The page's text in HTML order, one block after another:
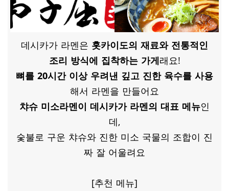
데시카가 라멘은 홋카이도의 재료와 전통적인
조리 방식에 집착하는 가게래요!
뼈를 20시간 이상 우려낸 깊고 진한 육수를 사용
해서 라멘을 만들어요
챠슈 미소라멘이 데시카가 라멘의 대표 메뉴​인
데,
숯불로 구운 챠슈와 진한 미소 국물의 조합이 진
짜 잘 어울려요
[추천 메뉴]